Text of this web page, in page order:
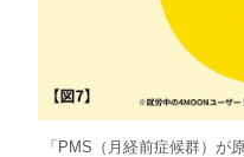
「PMS（月経前症候群）が